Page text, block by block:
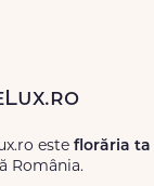
este florăria
România.